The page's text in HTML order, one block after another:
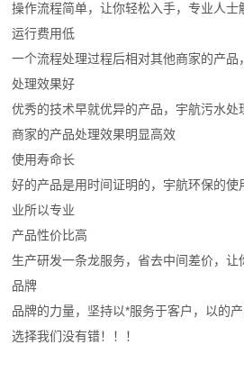
操作流程简单，让你轻松入手，专业人士
运行费用低
一个流程处理过程后相对其他商家的产品
处理效果好
优秀的技术早就优异的产品，宇航污水处
商家的产品处理效果明显高效
使用寿命长
好的产品是用时间证明的，宇航环保的使
业所以专业
产品性价比高
生产研发一条龙服务，省去中间差价，让
品牌
品牌的力量，坚持以*服务于客户，以的
选择我们没有错！！！